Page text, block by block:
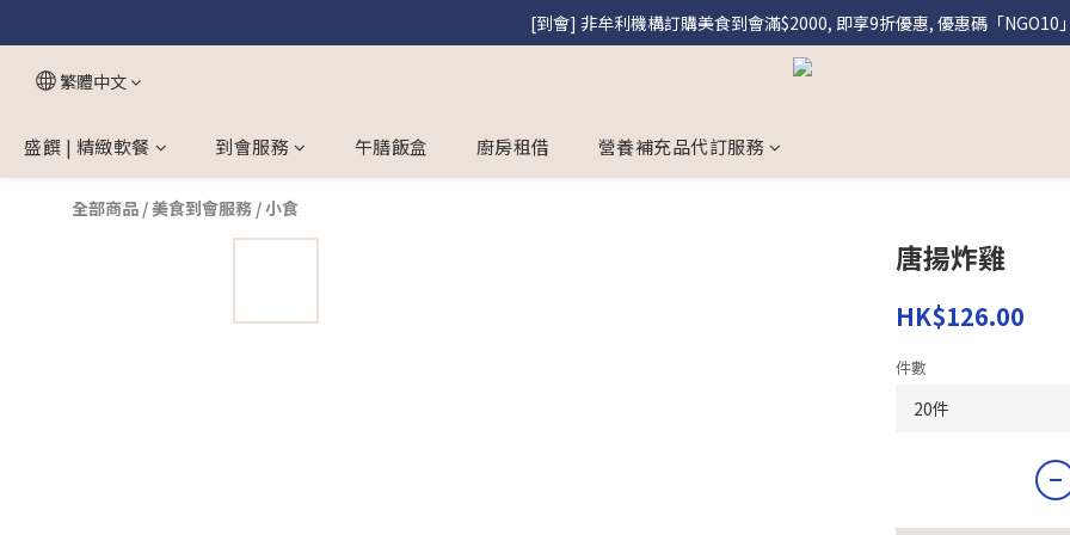
[盛饌] 註冊會員購買盛饌即享95折優惠
[到會] 非牟利機構訂購美食到會滿$2000, 即享9折優惠, 優惠碼「NGO10
[盛饌] 註冊會員購買盛饌即享95折優惠
繁體中文
盛饌 | 精緻軟餐 到會服務 午膳飯盒 廚房租借 營養補充品代訂服務
全部商品 /美食到會服務 /小食
唐揚炸雞
HK$126.00
件數